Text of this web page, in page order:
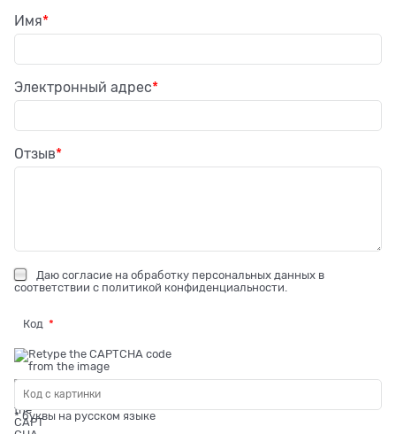
Имя
Электронный адрес
Отзыв
Даю согласие на обработку персональных данных в
соответствии с политикой конфиденциальности
Код
* буквы на русском языке